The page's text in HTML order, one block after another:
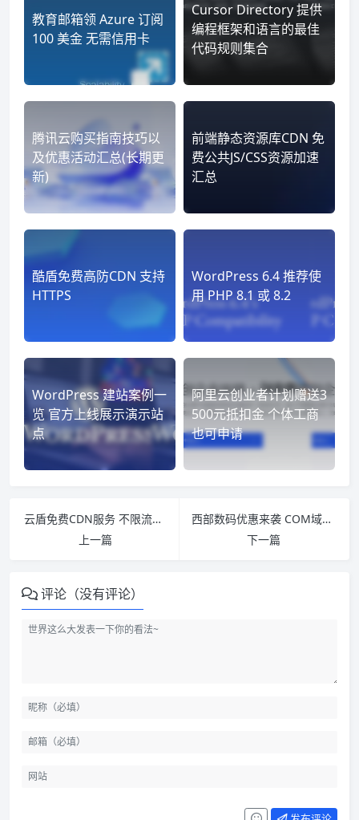
教育邮箱领 Azure 订阅
100 美金 无需信用卡
Cursor Directory 提供
编程框架和语言的最佳
代码规则集合
腾讯云购买指南技巧以
及优惠活动汇总(长期更
新)
前端静态资源库CDN 免
费公共JS/CSS资源加速
汇总
酷盾免费高防CDN 支持
HTTPS
WordPress 6.4 推荐使
用 PHP 8.1 或 8.2
WordPress 建站案例一
览 官方上线展示演示站
点
阿里云创业者计划赠送3
500元抵扣金 个体工商
也可申请
云盾免费CDN服务 不限流量 支持HTTPS
上一篇
西部数码优惠来袭 COM域名0元注册 免费转入
下一篇
评论（没有评论）